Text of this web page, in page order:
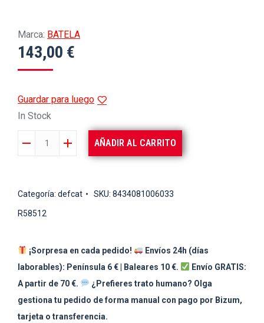
Marca: BATELA
143,00 €
Guardar para luego
In Stock
VELERO
124152
AÑADIR AL CARRITO
Categoría: defcat SKU: 8434081006033
R58512
¡Sorpresa en cada pedido!
Envíos 24h (días
laborables): Península 6 € | Baleares 10 €.
Envío GRATIS:
A partir de 70 €.
¿Prefieres trato humano? Olga
gestiona tu pedido de forma manual con pago por Bizum,
tarjeta o transferencia.